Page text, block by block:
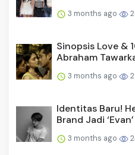
3 months ago
Sinopsis Love &
Abraham
3 months ago
Identitas Baru!
Brand Jadi ‘Evan’
3 months ago